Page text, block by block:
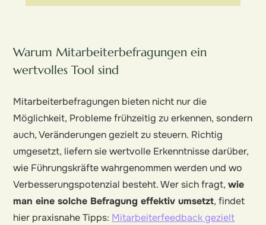
Warum Mitarbeiterbefragungen ein
wertvolles Tool sind
Mitarbeiterbefragungen bieten nicht nur die
Möglichkeit, Probleme frühzeitig zu erkennen, sondern
auch, Veränderungen gezielt zu steuern. Richtig
umgesetzt, liefern sie wertvolle Erkenntnisse darüber,
wie Führungskräfte wahrgenommen werden und wo
Verbesserungspotenzial besteht. Wer sich fragt,wie
man eine solche Befragung effektiv umsetzt, findet
hier praxisnahe Tipps: Mitarbeiterfeedback gezielt